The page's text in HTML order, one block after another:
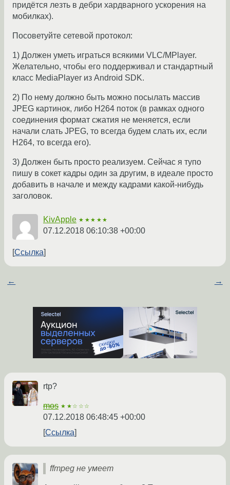
придётся лезть в дебри хардварного ускорения на
мобилках).
Посоветуйте сетевой протокол:
1) Должен уметь играться всякими VLC/MPlayer.
Желательно, чтобы его поддерживал и стандартный
класс MediaPlayer из Android SDK.
2) По нему должно быть можно посылать массив
JPEG картинок, либо H264 поток (в рамках одного
соединения формат сжатия не меняется, если
начали слать JPEG, то всегда будем слать их, если
H264, то всегда его).
3) Должен быть просто реализуем. Сейчас я тупо
пишу в сокет кадры один за другим, в идеале просто
добавить в начале и между кадрами какой-нибудь
заголовок.
KivApple ★★★★★
07.12.2018 06:10:38 +00:00
Ссылка
← →
rtp?
mos ★★☆☆☆
07.12.2018 06:48:45 +00:00
Ссылка
ffmpeg не умеет